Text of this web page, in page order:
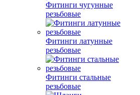
Фитинги чугунные
резьбовые
Фитинги латунные
резьбовые
Фитинги стальные
резьбовые